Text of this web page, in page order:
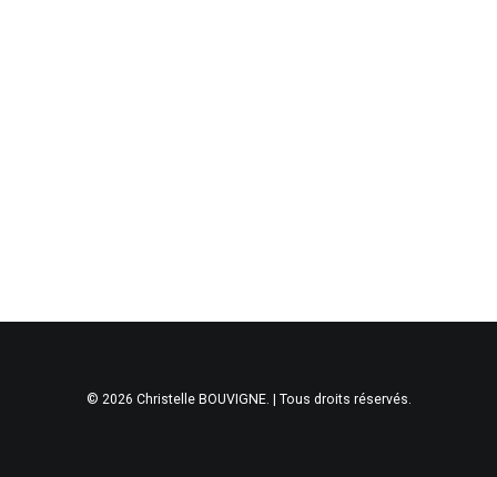
© 2026 Christelle BOUVIGNE. | Tous droits réservés.